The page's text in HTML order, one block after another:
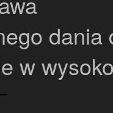
dania
w